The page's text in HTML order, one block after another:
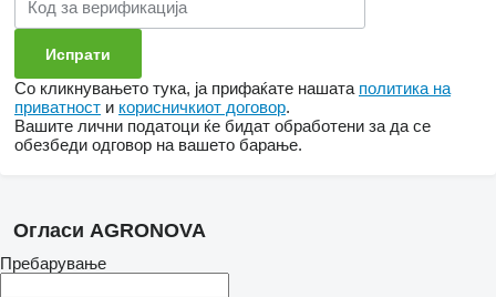
Со кликнувањето тука, ја прифаќате нашата политика на
приватност и корисничкиот договор.
Вашите лични податоци ќе бидат обработени за да се
обезбеди одговор на вашето барање.
Огласи AGRONOVA
Пребарување